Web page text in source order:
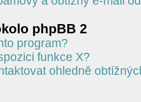
phpBB 2
program?
funkce X?
ohledně